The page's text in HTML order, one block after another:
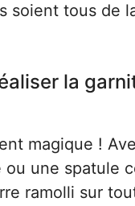
soient tous de
la
magique !
ou une spatule
ramolli sur